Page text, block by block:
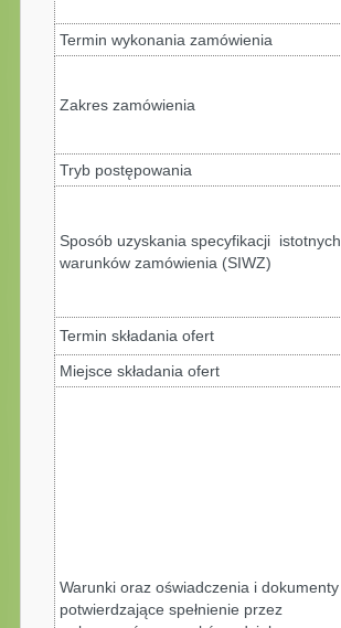
Termin wykonania zamówienia
Zakres zamówienia
Tryb postępowania
Sposób uzyskania specyfikacji istotnych
warunków zamówienia (SIWZ)
Termin składania ofert
Miejsce składania ofert
Warunki oraz oświadczenia i dokumenty
potwierdzające spełnienie przez